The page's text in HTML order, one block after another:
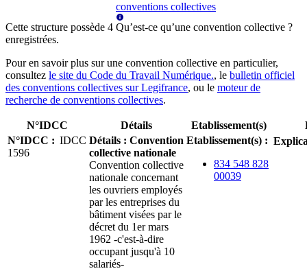
Cette structure possède 4
conventions collectives
Qu’est-ce qu’une convention collective ?
enregistrées.
Pour en savoir plus sur une convention collective en particulier,
consultez le site du Code du Travail Numérique., le bulletin officiel
des conventions collectives sur Legifrance, ou le moteur de
recherche de conventions collectives.
N°IDCC Détails Etablissement(s)
N°IDCC : IDCC
1596
Détails : Convention
collective nationale
Convention collective
nationale concernant
les ouvriers employés
par les entreprises du
bâtiment visées par le
décret du 1er mars
1962 -c'est-à-dire
occupant jusqu'à 10
salariés-
Etablissement(s) :
834 548 828
00039